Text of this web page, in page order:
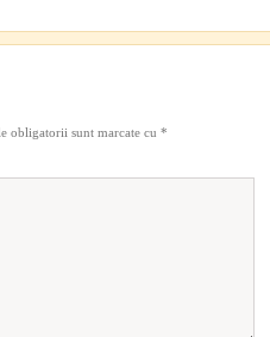
obligatorii sunt marcate cu *